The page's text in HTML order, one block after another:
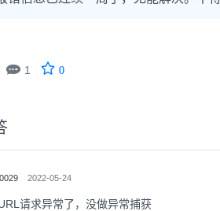
 1 0
2022-05-24
请求异常了，没做异常捕获